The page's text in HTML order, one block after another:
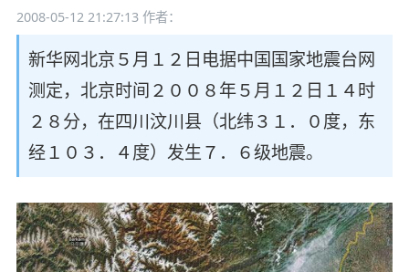
2008-05-12 21:27:13作者：
新华网北京５月１２日电据中国国家地震台网
测定，北京时间２００８年５月１２日１４时
２８分，在四川汶川县（北纬３１．０度，东
经１０３．４度）发生７．６级地震。